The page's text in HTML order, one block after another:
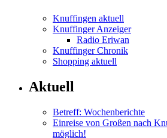
Knuffingen aktuell
Knuffinger Anzeiger
Radio Eriwan
Knuffinger Chronik
Shopping aktuell
Aktuell
Betreff: Wochenberichte
Einreise von Großen nach
möglich!